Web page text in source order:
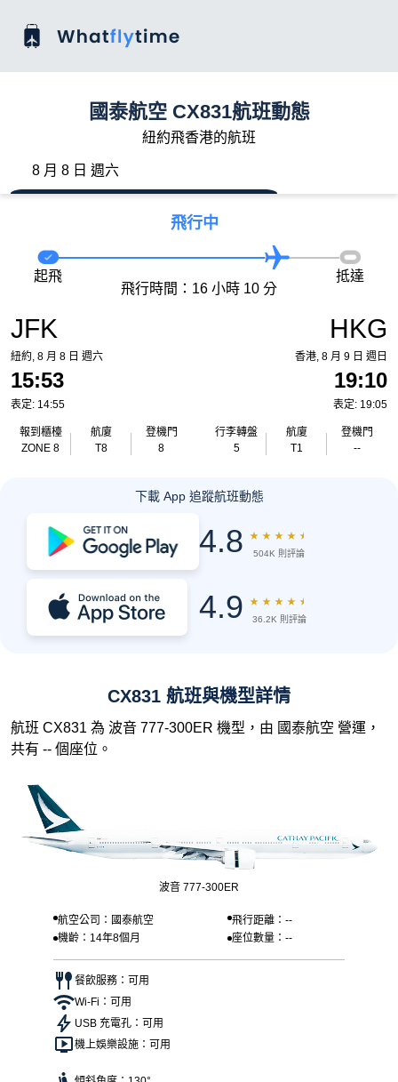
國泰航空 CX831航班動態
紐約飛香港的航班
8 月 8 日 週六
飛行中
JFK
紐約, 8 月 8 日 週六
15:53
表定: 14:55
報到櫃檯
ZONE 8
航廈
T8
登機門
8
起飛
飛行時間：16 小時 10 分
抵達
HKG
香港, 8 月 9 日 週日
19:10
表定: 19:05
行李轉盤
5
航廈
T1
登機門
--
下載 App 追蹤航班動態
4.8 ★ ★ ★ ★ ★
504K 則評論
4.9 ★ ★ ★ ★ ★
36.2K 則評論
CX831 航班與機型詳情
航班 CX831 為 波音 777-300ER 機型，由 國泰航空 營運，
共有 -- 個座位。
波音 777-300ER
航空公司：國泰航空
飛行距離：--
機齡：14年8個月
座位數量：--
餐飲服務：可用
Wi-Fi：可用
USB 充電孔：可用
機上娛樂設施：可用